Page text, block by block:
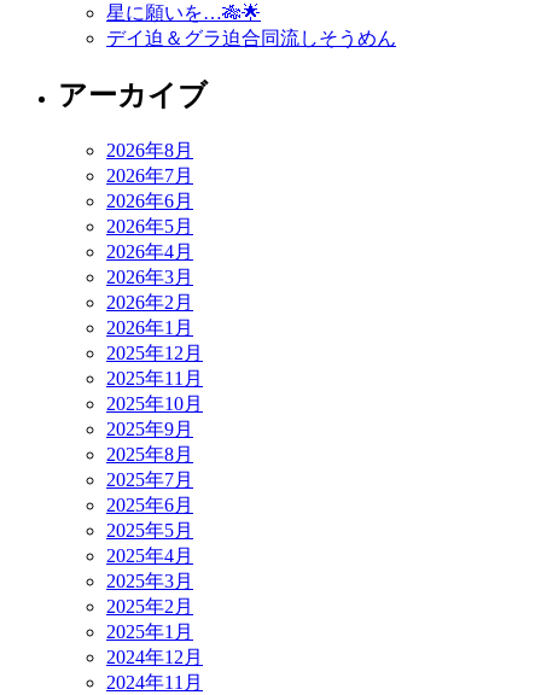
星に願いを…🎋🌟
デイ迫＆グラ迫合同流しそうめん
アーカイブ
2026年8月
2026年7月
2026年6月
2026年5月
2026年4月
2026年3月
2026年2月
2026年1月
2025年12月
2025年11月
2025年10月
2025年9月
2025年8月
2025年7月
2025年6月
2025年5月
2025年4月
2025年3月
2025年2月
2025年1月
2024年12月
2024年11月